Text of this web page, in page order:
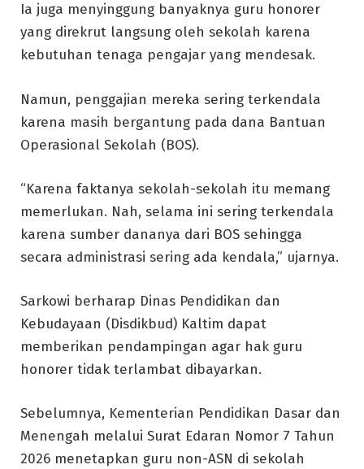
Ia juga menyinggung banyaknya guru honorer
yang direkrut langsung oleh sekolah karena
kebutuhan tenaga pengajar yang mendesak.
Namun, penggajian mereka sering terkendala
karena masih bergantung pada dana Bantuan
Operasional Sekolah (BOS).
“Karena faktanya sekolah-sekolah itu memang
memerlukan. Nah, selama ini sering terkendala
karena sumber dananya dari BOS sehingga
secara administrasi sering ada kendala,” ujarnya.
Sarkowi berharap Dinas Pendidikan dan
Kebudayaan (Disdikbud) Kaltim dapat
memberikan pendampingan agar hak guru
honorer tidak terlambat dibayarkan.
Sebelumnya, Kementerian Pendidikan Dasar dan
Menengah melalui Surat Edaran Nomor 7 Tahun
2026 menetapkan guru non-ASN di sekolah